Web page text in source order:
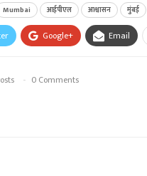
Mumbai आईपीएल आश्वासन मुंबई
Google+ Email
0 Comments